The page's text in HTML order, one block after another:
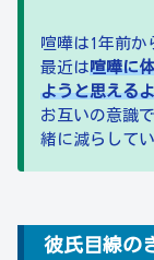
喧嘩は1年前か
最近は喧嘩に
ようと思える
お互いの意識
緒に減らして
彼氏目線の